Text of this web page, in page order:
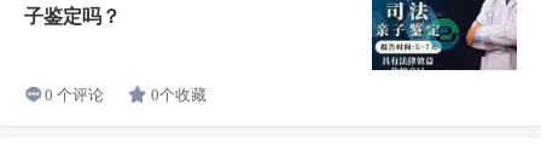
子鉴定吗？
0 个评论 0个收藏